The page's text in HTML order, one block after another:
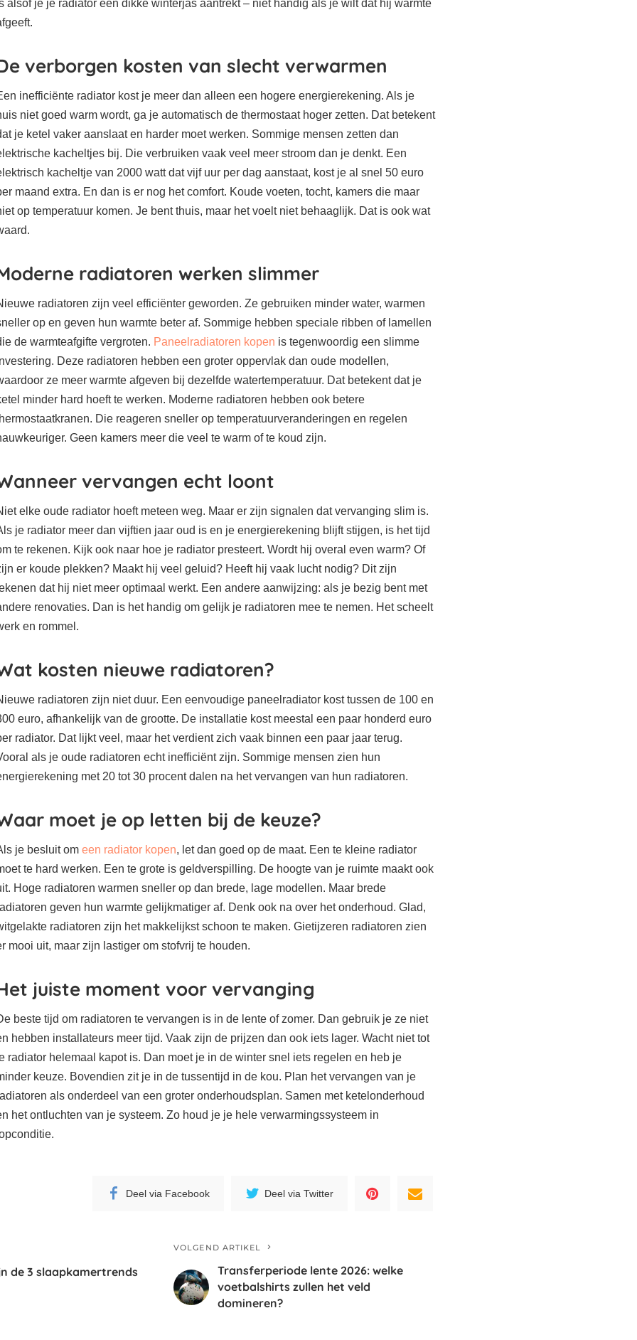
alsof je je radiator een dikke winterjas aantrekt – niet handig als je wilt dat hij warmte
verborgen kosten van slecht verwarmen
inefficiënte radiator kost je meer dan alleen een hogere energierekening. Als je
niet goed warm wordt, ga je automatisch de thermostaat hoger zetten. Dat betekent
je ketel vaker aanslaat en harder moet werken. Sommige mensen zetten dan
kacheltjes bij. Die verbruiken vaak veel meer stroom dan je denkt. Een
kacheltje van 2000 watt dat vijf uur per dag aanstaat, kost je al snel 50 euro
maand extra. En dan is er nog het comfort. Koude voeten, tocht, kamers die maar
op temperatuur komen. Je bent thuis, maar het voelt niet behaaglijk. Dat is ook wat
radiatoren werken slimmer
radiatoren zijn veel efficiënter geworden. Ze gebruiken minder water, warmen
op en geven hun warmte beter af. Sommige hebben speciale ribben of lamellen
de warmteafgifte vergroten. Paneelradiatoren kopen is tegenwoordig een slimme
Deze radiatoren hebben een groter oppervlak dan oude modellen,
ze meer warmte afgeven bij dezelfde watertemperatuur. Dat betekent dat je
minder hard hoeft te werken. Moderne radiatoren hebben ook betere
Die reageren sneller op temperatuurveranderingen en regelen
Geen kamers meer die veel te warm of te koud zijn.
vervangen echt loont
elke oude radiator hoeft meteen weg. Maar er zijn signalen dat vervanging slim is.
je radiator meer dan vijftien jaar oud is en je energierekening blijft stijgen, is het tijd
te rekenen. Kijk ook naar hoe je radiator presteert. Wordt hij overal even warm? Of
er koude plekken? Maakt hij veel geluid? Heeft hij vaak lucht nodig? Dit zijn
dat hij niet meer optimaal werkt. Een andere aanwijzing: als je bezig bent met
renovaties. Dan is het handig om gelijk je radiatoren mee te nemen. Het scheelt
en rommel.
kosten nieuwe radiatoren?
radiatoren zijn niet duur. Een eenvoudige paneelradiator kost tussen de 100 en
euro, afhankelijk van de grootte. De installatie kost meestal een paar honderd euro
radiator. Dat lijkt veel, maar het verdient zich vaak binnen een paar jaar terug.
als je oude radiatoren echt inefficiënt zijn. Sommige mensen zien hun
met 20 tot 30 procent dalen na het vervangen van hun radiatoren.
moet je op letten bij de keuze?
je besluit om een radiator kopen, let dan goed op de maat. Een te kleine radiator
te hard werken. Een te grote is geldverspilling. De hoogte van je ruimte maakt ook
Hoge radiatoren warmen sneller op dan brede, lage modellen. Maar brede
geven hun warmte gelijkmatiger af. Denk ook na over het onderhoud. Glad,
radiatoren zijn het makkelijkst schoon te maken. Gietijzeren radiatoren zien
mooi uit, maar zijn lastiger om stofvrij te houden.
juiste moment voor vervanging
beste tijd om radiatoren te vervangen is in de lente of zomer. Dan gebruik je ze niet
hebben installateurs meer tijd. Vaak zijn de prijzen dan ook iets lager. Wacht niet tot
radiator helemaal kapot is. Dan moet je in de winter snel iets regelen en heb je
keuze. Bovendien zit je in de tussentijd in de kou. Plan het vervangen van je
als onderdeel van een groter onderhoudsplan. Samen met ketelonderhoud
het ontluchten van je systeem. Zo houd je je hele verwarmingssysteem in
Deel via Facebook Deel via Twitter
de 3 slaapkamertrends
VOLGEND ARTIKEL
Transferperiode lente 2026: welke
voetbalshirts zullen het veld
domineren?